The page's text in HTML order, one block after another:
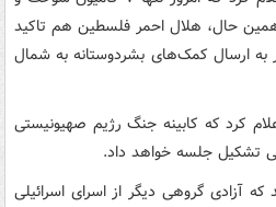
حال، هلال احمر فلسطین هم تاکید
به ارسال کمک‌های بشردوستانه به شمال
اعلام کرد که کابینه جنگ رژیم صهیونیستی
که آزادی گروهی دیگر از اسرای اسرائیلی